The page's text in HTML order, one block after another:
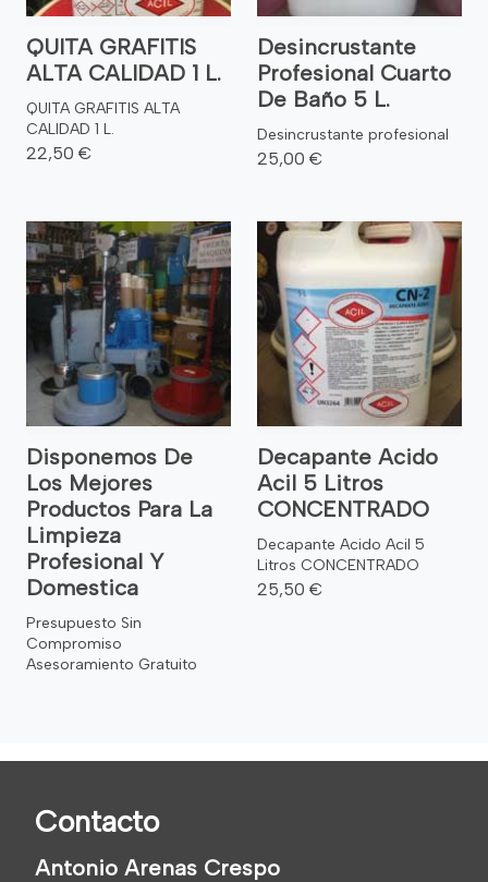
QUITA GRAFITIS
ALTA CALIDAD 1 L.
QUITA GRAFITIS ALTA
CALIDAD 1 L.
22,50 €
Desincrustante
Profesional Cuarto
De Baño 5 L.
Desincrustante profesional
25,00 €
Disponemos De
Los Mejores
Productos Para La
Limpieza
Profesional Y
Domestica
Presupuesto Sin
Compromiso
Asesoramiento Gratuito
Decapante Acido
Acil 5 Litros
CONCENTRADO
Decapante Acido Acil 5
Litros CONCENTRADO
25,50 €
Contacto
Antonio Arenas Crespo